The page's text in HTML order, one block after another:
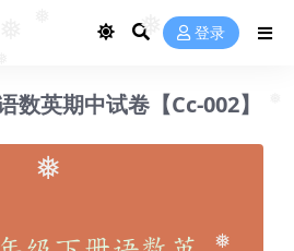
❅
❅ 登录
数英期中试卷【Cc-002】